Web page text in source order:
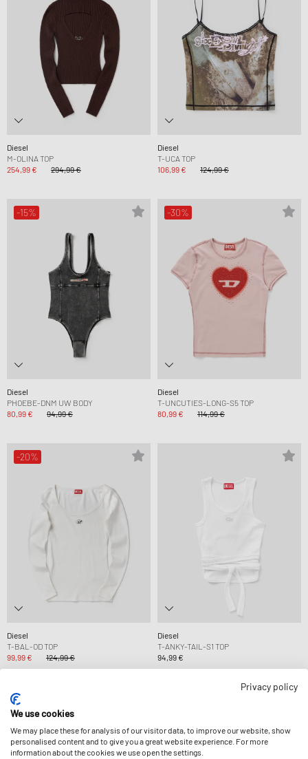
Diesel
M-OLINA TOP
254,99 €
294,99 €
Diesel
T-UCA TOP
106,99 €
124,99 €
-15%
Diesel
PHOEBE-DNM UW BODY
80,99 €
94,99 €
-30%
Diesel
T-UNCUTIES-LONG-S5 TOP
80,99 €
114,99 €
-20%
Diesel
T-BAL-OD TOP
99,99 €
124,99 €
Diesel
T-ANKY-TAIL-S1 TOP
94,99 €
-14%
Privacy policy
We use cookies
We may place these for analysis of our visitor data, to improve our website, show
personalised content and to give you a great website experience. For more
information about the cookies we use open the settings.